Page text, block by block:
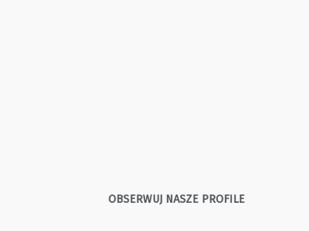
OBSERWUJ NASZE PROFILE